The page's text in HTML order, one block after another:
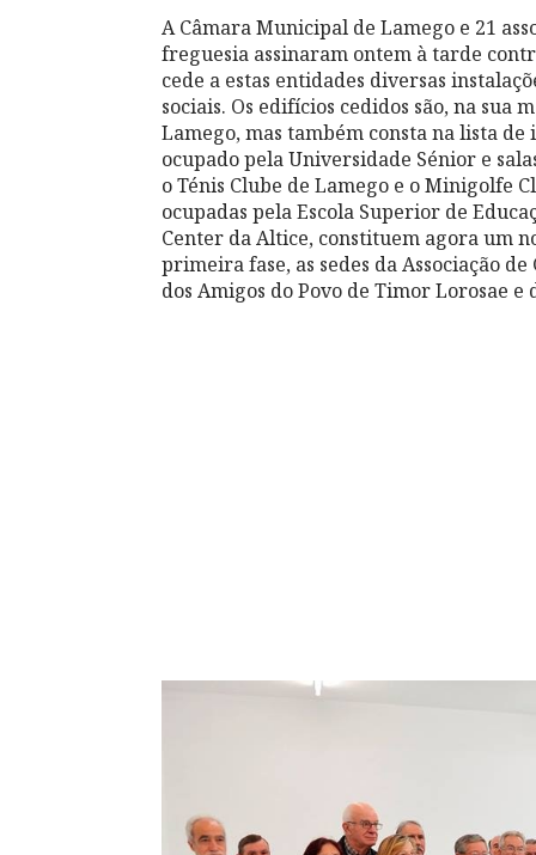
A Câmara Municipal de Lamego e 21
freguesia assinaram ontem à tarde
cede a estas entidades diversas
sociais. Os edifícios cedidos são, na sua
Lamego, mas também consta na lista
ocupado pela Universidade Sénior e
o Ténis Clube de Lamego e o Minigolfe
ocupadas pela Escola Superior de
Center da Altice, constituem agora um
primeira fase, as sedes da Associação
dos Amigos do Povo de Timor Lorosae e